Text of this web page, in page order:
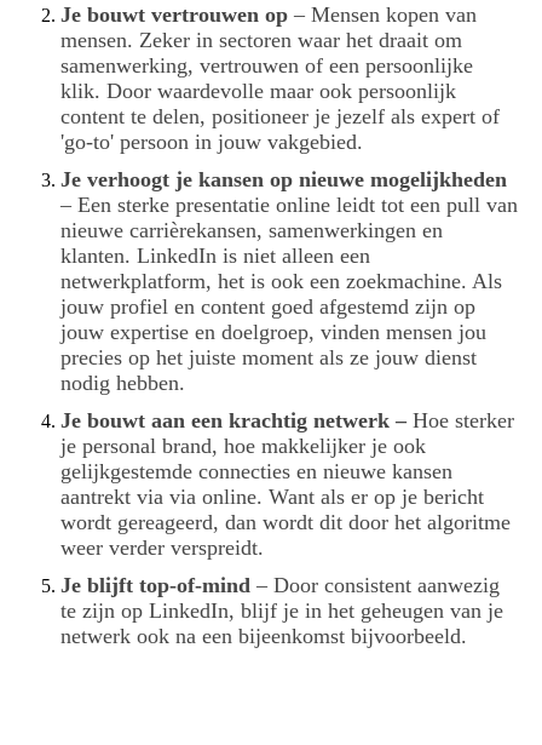
Je bouwt vertrouwen op – Mensen kopen van
mensen. Zeker in sectoren waar het draait om
samenwerking, vertrouwen of een persoonlijke
klik. Door waardevolle maar ook persoonlijk
content te delen, positioneer je jezelf als expert of
'go-to' persoon in jouw vakgebied.
Je verhoogt je kansen op nieuwe mogelijkheden
– Een sterke presentatie online leidt tot een pull van
nieuwe carrièrekansen, samenwerkingen en
klanten. LinkedIn is niet alleen een
netwerkplatform, het is ook een zoekmachine. Als
jouw profiel en content goed afgestemd zijn op
jouw expertise en doelgroep, vinden mensen jou
precies op het juiste moment als ze jouw dienst
nodig hebben.
Je bouwt aan een krachtig netwerk –Hoe sterker
je personal brand, hoe makkelijker je ook
gelijkgestemde connecties en nieuwe kansen
aantrekt via via online. Want als er op je bericht
wordt gereageerd, dan wordt dit door het algoritme
weer verder verspreidt.
Je blijft top-of-mind – Door consistent aanwezig
te zijn op LinkedIn, blijf je in het geheugen van je
netwerk ook na een bijeenkomst bijvoorbeeld.